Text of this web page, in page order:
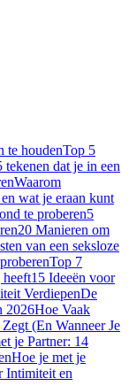
te houdenTop 5
tekenen dat je in een
Waarom
wat je eraan kunt
te proberen5
20 Manieren om
van een seksloze
Top 7
heeft15 Ideeën voor
VerdiepenDe
2026Hoe Vaak
(En Wanneer Je
je Partner: 14
Hoe je met je
Intimiteit en